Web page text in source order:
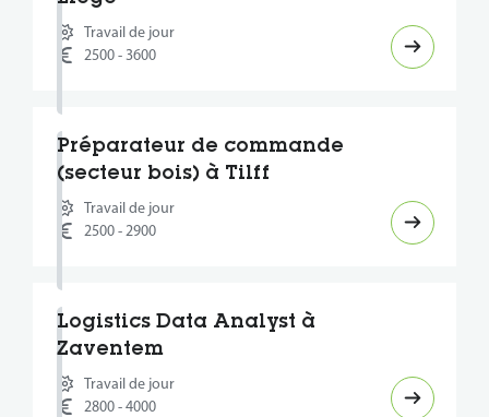
Travail de jour
2500 - 3600
Préparateur de commande
(secteur bois) à Tilff
Travail de jour
2500 - 2900
Logistics Data Analyst à
Zaventem
Travail de jour
2800 - 4000